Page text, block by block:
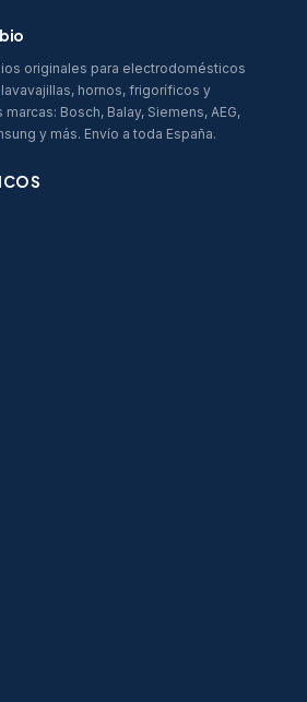
originales para electrodomésticos
hornos, frigoríficos y
Bosch, Balay, Siemens, AEG,
y más. Envío a toda España.